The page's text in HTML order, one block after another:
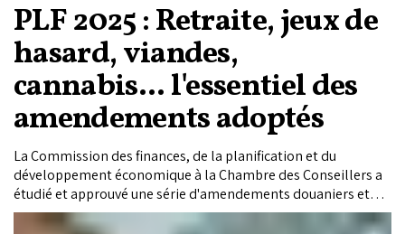
PLF 2025 : Retraite, jeux de
hasard, viandes,
cannabis... l'essentiel des
amendements adoptés
La Commission des finances, de la planification et du
développement économique à la Chambre des Conseillers a
étudié et approuvé une série d'amendements douaniers et
fiscaux. En voici l'essentiel.